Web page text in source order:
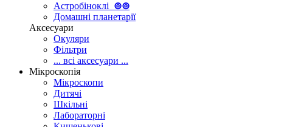
Астробіноклі ⊚⊚
Домашні планетарії
Аксесуари
Окуляри
Фільтри
... всі аксесуари ...
Мікроскопія
Мікроскопи
Дитячі
Шкільні
Лабораторні